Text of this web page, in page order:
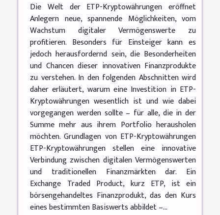
Die Welt der ETP-Kryptowährungen eröffnet
Anlegern neue, spannende Möglichkeiten, vom
Wachstum digitaler Vermögenswerte zu
profitieren. Besonders für Einsteiger kann es
jedoch herausfordernd sein, die Besonderheiten
und Chancen dieser innovativen Finanzprodukte
zu verstehen. In den folgenden Abschnitten wird
daher erläutert, warum eine Investition in ETP-
Kryptowährungen wesentlich ist und wie dabei
vorgegangen werden sollte – für alle, die in der
Summe mehr aus ihrem Portfolio herausholen
möchten. Grundlagen von ETP-Kryptowährungen
ETP-Kryptowährungen stellen eine innovative
Verbindung zwischen digitalen Vermögenswerten
und traditionellen Finanzmärkten dar. Ein
Exchange Traded Product, kurz ETP, ist ein
börsengehandeltes Finanzprodukt, das den Kurs
eines bestimmten Basiswerts abbildet –...